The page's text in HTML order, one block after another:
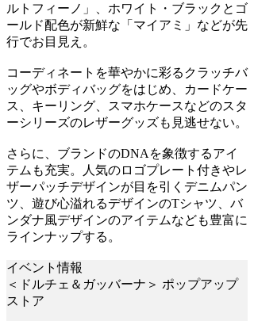
ルトフィーノ」、ホワイト・ブラックとゴ
ールド配色が新鮮な「マイアミ」などが先
行でお目見え。
コーディネートを華やかに彩るクラッチバ
ッグやボディバッグをはじめ、カードケー
ス、キーリング、スマホケースなどのスタ
ーシリーズのレザーグッズも見逃せない。
さらに、ブランドのDNAを象徴するアイ
テムも充実。人気のロゴプレート付きやレ
ザーパッチデザインが目を引くデニムパン
ツ、遊び心溢れるデザインのTシャツ、バ
ンダナ風デザインのアイテムなども豊富に
ラインナップする。
イベント情報
＜ドルチェ＆ガッバーナ＞ ポップアップ
ストア